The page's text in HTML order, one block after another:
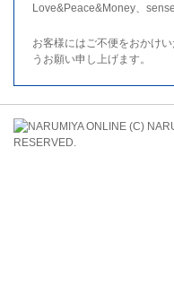
Love&Peace&Money、
お客様にはご不便をおかけ
うお願い申し上げます。